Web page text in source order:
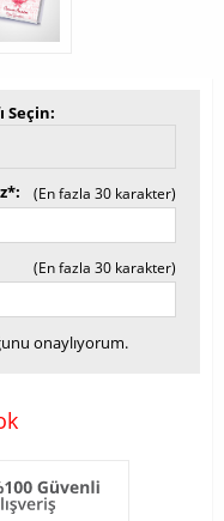
Seçin
(En fazla 30 karakter)
(En fazla 30 karakter)
onaylıyorum.